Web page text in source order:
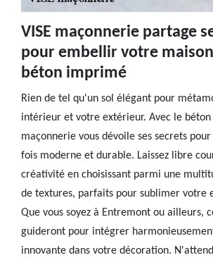
VISE maçonnerie partage
pour embellir votre
béton imprimé
Rien de tel qu'un sol élégant pour
intérieur et votre extérieur. Avec le béton
maçonnerie vous dévoile ses secrets
fois moderne et durable. Laissez libre
créativité en choisissant parmi une
de textures, parfaits pour sublimer votre
Que vous soyez à Entremont ou ailleurs,
guideront pour intégrer
innovante dans votre décoration.